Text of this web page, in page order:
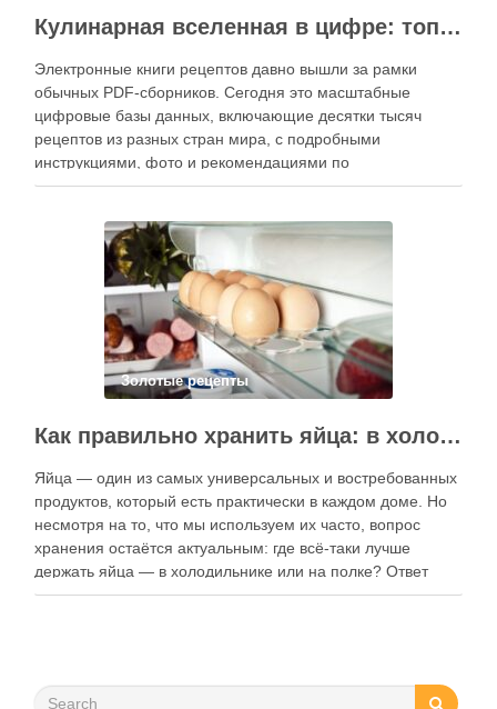
Кулинарная вселенная в цифре: топ-3 самых больших электронных книг рецептов
Электронные книги рецептов давно вышли за рамки
обычных PDF-сборников. Сегодня это масштабные
цифровые базы данных, включающие десятки тысяч
рецептов из разных стран мира, с подробными
инструкциями, фото и рекомендациями по
приготовлению. В отличие от печатных изданий,
контент, расширять коллекции блюд и добавлять новые
функции. Ниже …
Золотые рецепты
Как правильно хранить яйца: в холодильнике или на полке?
Яйца — один из самых универсальных и востребованных
продуктов, который есть практически в каждом доме. Но
несмотря на то, что мы используем их часто, вопрос
хранения остаётся актуальным: где всё-таки лучше
держать яйца — в холодильнике или на полке? Ответ
зависит от нескольких факторов, включая температуру